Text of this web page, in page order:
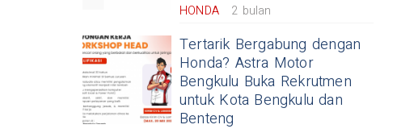
HONDA 2 bulan
Tertarik Bergabung dengan
Honda? Astra Motor
Bengkulu Buka Rekrutmen
untuk Kota Bengkulu dan
Benteng